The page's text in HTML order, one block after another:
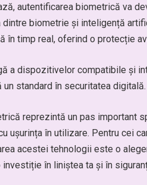
autentificarea biometrică va
dintre biometrie și inteligență
în timp real, oferind o protecție
a dispozitivelor compatibile și
standard în securitatea digitală.
reprezintă un pas important
ușurința în utilizare. Pentru cei
acestei tehnologii este o
în liniștea ta și în